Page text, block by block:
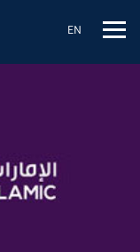
Mobile menu
EN